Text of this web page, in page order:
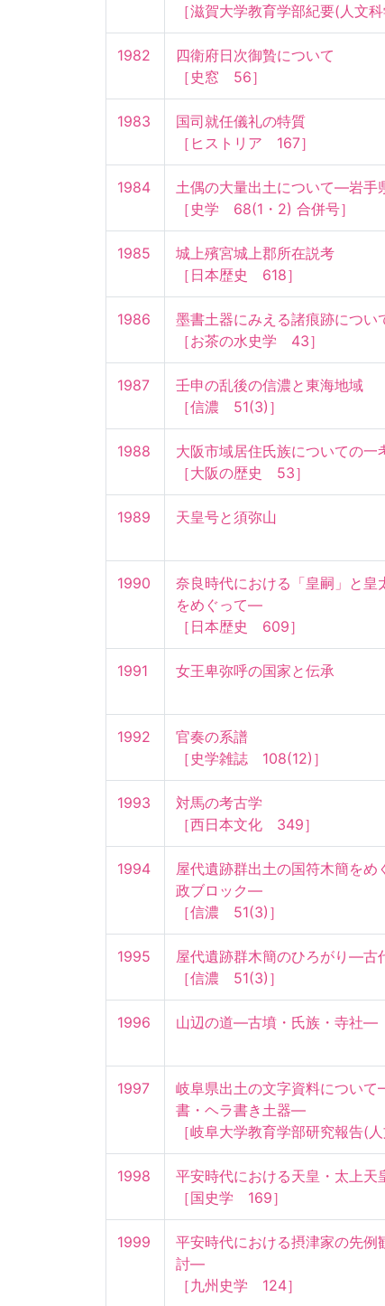
［滋賀大学教育学部紀要(人文
1982
四衛府日次御贄について
［史窓　56］
1983
国司就任儀礼の特質
［ヒストリア　167］
1984
土偶の大量出土について—岩
［史学　68(1・2) 合併号］
1985
城上殯宮城上郡所在説考
［日本歴史　618］
1986
墨書土器にみえる諸痕跡につい
［お茶の水史学　43］
1987
壬申の乱後の信濃と東海地域
［信濃　51(3)］
1988
大阪市域居住氏族についての一
［大阪の歴史　53］
1989 天皇号と須弥山
1990
奈良時代における「皇嗣」と皇
をめぐって—
［日本歴史　609］
1991 女王卑弥呼の国家と伝承
1992
官奏の系譜
［史学雑誌　108(12)］
1993
対馬の考古学
［西日本文化　349］
1994
屋代遺跡群出土の国符木簡を
政ブロック—
［信濃　51(3)］
1995
屋代遺跡群木簡のひろがり—
［信濃　51(3)］
1996 山辺の道—古墳・氏族・寺社—
1997
岐阜県出土の文字資料につい
書・ヘラ書き土器—
［岐阜大学教育学部研究報告(
1998
平安時代における天皇・太上天
［国史学　169］
1999
平安時代における摂津家の先
討—
［九州史学　124］